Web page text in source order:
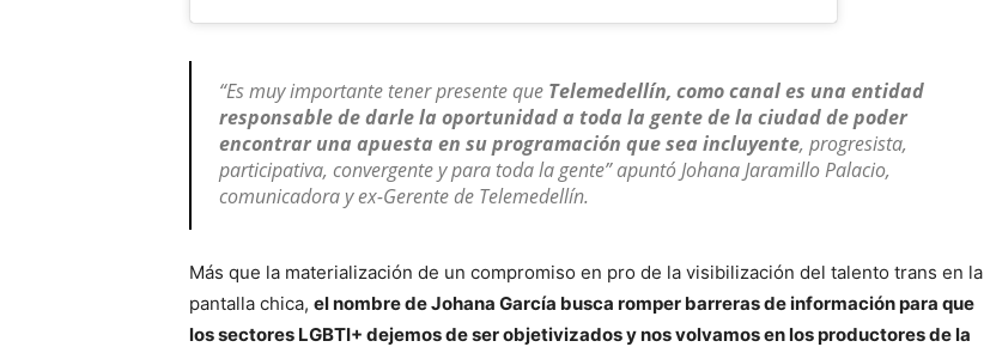
“Es muy importante tener presente que Telemedellín, como canal es una entidad
responsable de darle la oportunidad a toda la gente de la ciudad de poder
encontrar una apuesta en su programación que sea incluyente, progresista,
participativa, convergente y para toda la gente” apuntó Johana Jaramillo Palacio,
comunicadora y ex-Gerente de Telemedellín.
Más que la materialización de un compromiso en pro de la visibilización del talento trans en la
pantalla chica, el nombre de Johana García busca romper barreras de información para que
los sectores LGBTI+ dejemos de ser objetivizados y nos volvamos en los productores de la